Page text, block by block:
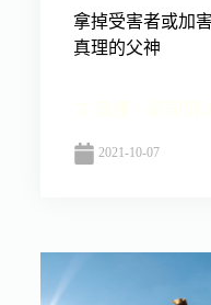
拿掉受害者或加
真理的父神
2021-10-07